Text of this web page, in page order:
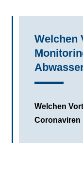
Welchen
Welchen
Coronaviren